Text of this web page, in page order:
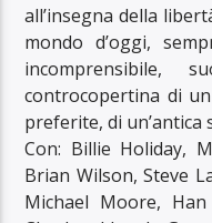
all’insegna della
mondo d’oggi,
incomprensibile,
controcopertina di
preferite, di un’antica
Con: Billie Holiday,
Brian Wilson, Steve
Michael Moore,